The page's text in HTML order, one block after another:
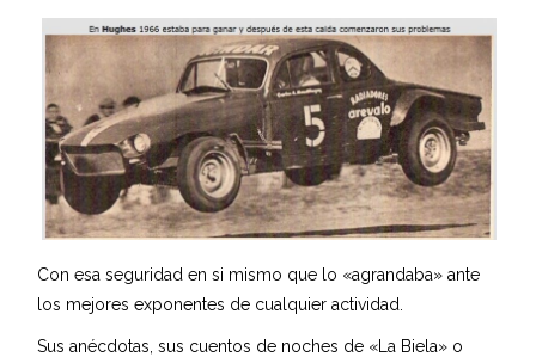
Con esa seguridad en si mismo que lo «agrandaba» ante
los mejores exponentes de cualquier actividad.
Sus anécdotas, sus cuentos de noches de «La Biela» o